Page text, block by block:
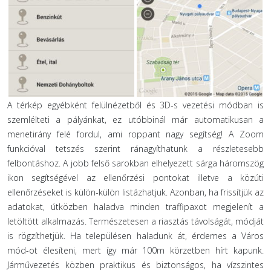
A térkép egyébként felülnézetből és 3D-s vezetési módban is
szemlélteti a pályánkat, ez utóbbinál már automatikusan a
menetirány felé fordul, ami roppant nagy segítség! A Zoom
funkcióval tetszés szerint ránagyíthatunk a részletesebb
felbontáshoz. A jobb felső sarokban elhelyezett sárga háromszög
ikon segítségével az ellenőrzési pontokat illetve a közúti
ellenőrzéseket is külön-külön listázhatjuk. Azonban, ha frissítjük az
adatokat, útközben haladva minden traffipaxot megjelenít a
letöltött alkalmazás. Természetesen a riasztás távolságát, módját
is rögzíthetjük. Ha településen haladunk át, érdemes a Város
mód-ot élesíteni, mert így már 100m körzetben hírt kapunk.
Járművezetés közben praktikus és biztonságos, ha vízszintes